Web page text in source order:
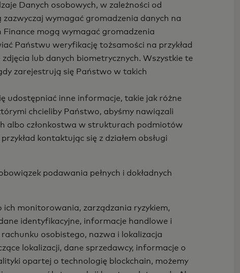
Danych osobowych, w zależności od
wymagać gromadzenia danych na
mogą wymagać gromadzenia
Państwu weryfikację tożsamości na przykład
lub danych biometrycznych. Wszystkie te
zarejestrują się Państwo w takich
udostępniać inne informacje, takie jak różne
chcieliby Państwo, abyśmy nawiązali
albo członkostwa w strukturach podmiotów
kontaktując się z działem obsługi
podawania pełnych i dokładnych
monitorowania, zarządzania ryzykiem,
identyfikacyjne, informacje handlowe i
osobistego, nazwa i lokalizacja
lokalizacji, dane sprzedawcy, informacje o
opartej o technologię blockchain, możemy